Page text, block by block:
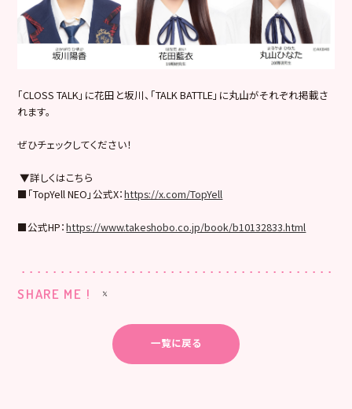
「CLOSS TALK」に花田と坂川、「TALK BATTLE」に丸山がそれぞれ掲載さ
れます。
ぜひチェックしてください！
▼詳しくはこちら
■「TopYell NEO」公式X：https://x.com/TopYell
■公式HP：https://www.takeshobo.co.jp/book/b10132833.html
SHARE ME !
一覧に戻る